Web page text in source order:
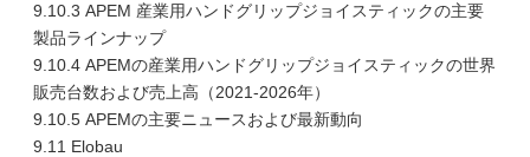
9.10.3 APEM 産業用ハンドグリップジョイスティックの主要
製品ラインナップ
9.10.4 APEMの産業用ハンドグリップジョイスティックの世界
販売台数および売上高（2021-2026年）
9.10.5 APEMの主要ニュースおよび最新動向
9.11 Elobau